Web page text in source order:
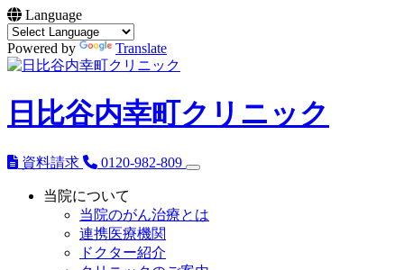
Language
Powered by Translate
日比谷内幸町クリニック
資料請求 0120-982-809
当院について
当院のがん治療とは
連携医療機関
ドクター紹介